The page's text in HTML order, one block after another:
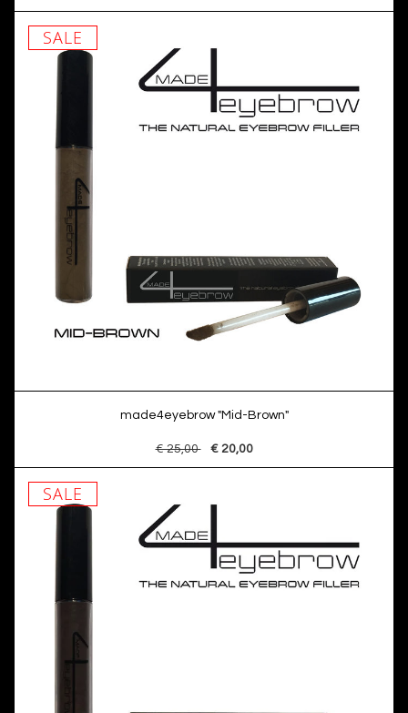
SALE
made4eyebrow "Mid-Brown"
€ 25,00 € 20,00
SALE